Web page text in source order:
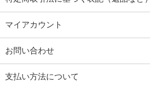
マイアカウント
お問い合わせ
支払い方法について